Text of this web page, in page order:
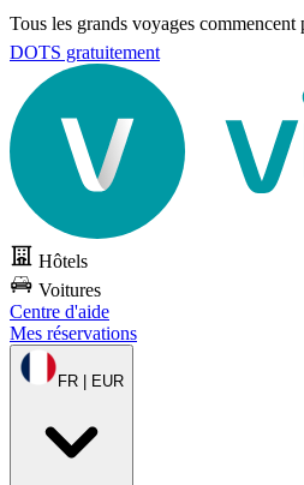
Tous les grands voyages commencent
DOTS gratuitement
Hôtels
Voitures
Centre d'aide
Mes réservations
FR | EUR